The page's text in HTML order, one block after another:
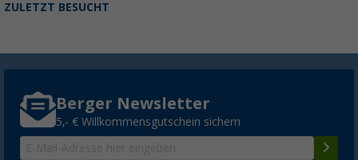
ZULETZT BESUCHT
Berger Newsletter
5,- € Willkommensgutschein sichern